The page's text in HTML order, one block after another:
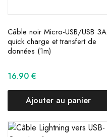
Câble noir Micro-USB/USB 3A
quick charge et transfert de
données (1m)
16.90 €
Ajouter au panier